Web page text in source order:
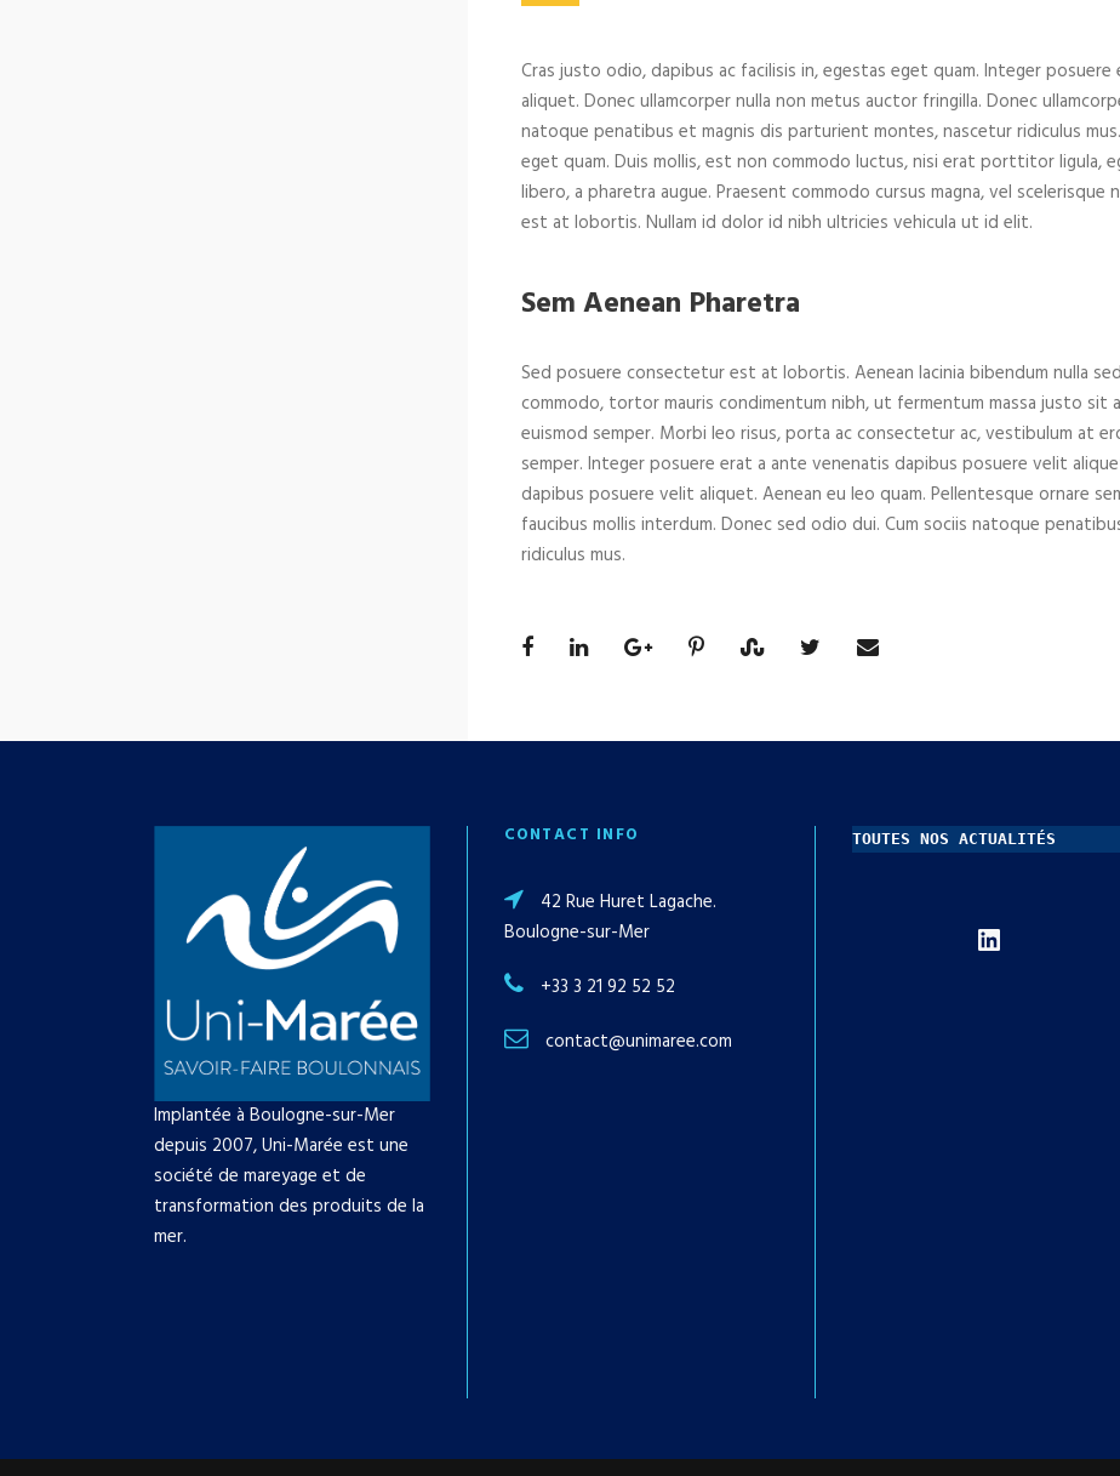
Cras justo odio, dapibus ac facilisis in, egestas eget quam. Integer
aliquet. Donec ullamcorper nulla non metus auctor fringilla. Donec
natoque penatibus et magnis dis parturient montes, nascetur ridiculus
eget quam. Duis mollis, est non commodo luctus, nisi erat porttitor ligula,
libero, a pharetra augue. Praesent commodo cursus magna, vel
est at lobortis. Nullam id dolor id nibh ultricies vehicula ut id elit.
Sem Aenean Pharetra
Sed posuere consectetur est at lobortis. Aenean lacinia bibendum nulla
commodo, tortor mauris condimentum nibh, ut fermentum massa justo sit
euismod semper. Morbi leo risus, porta ac consectetur ac, vestibulum at
semper. Integer posuere erat a ante venenatis dapibus posuere velit
dapibus posuere velit aliquet. Aenean eu leo quam. Pellentesque ornare
faucibus mollis interdum. Donec sed odio dui. Cum sociis natoque
ridiculus mus.
Implantée à Boulogne-sur-Mer
depuis 2007, Uni-Marée est une
société de mareyage et de
transformation des produits de la
mer.
CONTACT INFO
42 Rue Huret Lagache.
Boulogne-sur-Mer
+33 3 21 92 52 52
contact@unimaree.com
TOUTES NOS ACTUALITÉS
LinkedIn